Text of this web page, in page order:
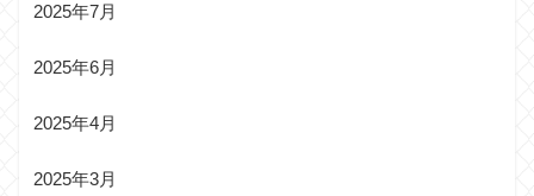
2025年7月
2025年6月
2025年4月
2025年3月